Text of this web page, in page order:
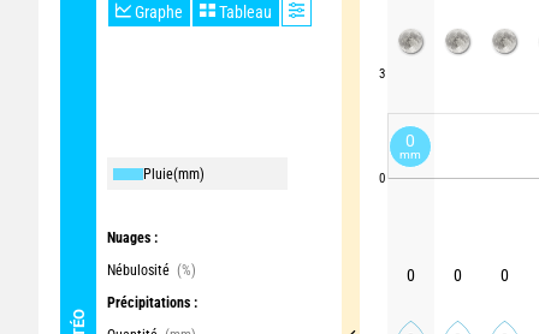
Graphe Tableau
Pluie(mm)
Nuages :
Nébulosité (%)
Précipitations :
3
0
0 0 0
0
mm